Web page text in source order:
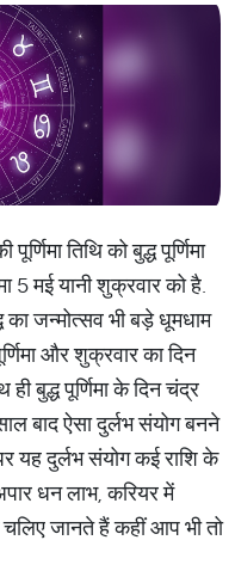
तिथि को बुद्ध पूर्णिमा
5 मई यानी शुक्रवार को है.
का जन्मोत्सव भी बड़े धूमधाम
और शुक्रवार का दिन
ही बुद्ध पूर्णिमा के दिन चंद्र
बाद ऐसा दुर्लभ संयोग बनने
पर यह दुर्लभ संयोग कई राशि के
धन लाभ, करियर में
चलिए जानते हैं कहीं आप भी तो